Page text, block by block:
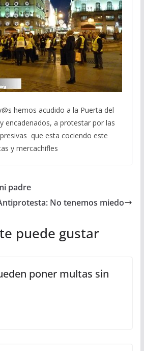
hemos acudido a la Puerta del
encadenados, a protestar por las
que esta cociendo este
y mercachifles
padre
No tenemos miedo
puede gustar
poner multas sin